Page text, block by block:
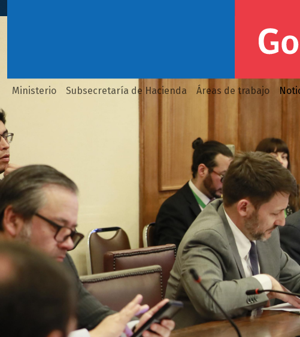
Ministerio Subsecretaría de Hacienda Áreas de trabajo